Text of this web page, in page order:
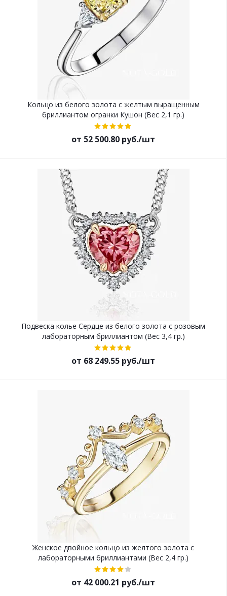
Кольцо из белого золота с желтым выращенным
бриллиантом огранки Кушон (Вес 2,1 гр.)
от 52 500.80 руб./шт
Подвеска колье Сердце из белого золота с розовым
лабораторным бриллиантом (Вес 3,4 гр.)
от 68 249.55 руб./шт
Женское двойное кольцо из желтого золота с
лабораторными бриллиантами (Вес 2,4 гр.)
от 42 000.21 руб./шт